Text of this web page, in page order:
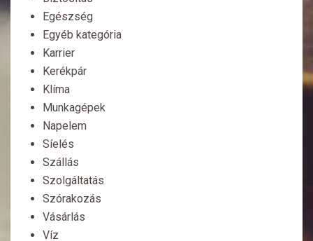
Egészség
Egyéb kategória
Karrier
Kerékpár
Klíma
Munkagépek
Napelem
Síelés
Szállás
Szolgáltatás
Szórakozás
Vásárlás
Víz